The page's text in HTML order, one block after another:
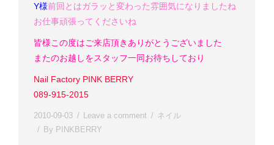
Y様前回とはガラッと変わった雰囲気になりましたね
お仕事頑張ってくださいね
皆様この度はご来店頂きありがとうございました
またのお越しをスタッフ一同お待ちしており
Nail Factory PINK BERRY
089-915-2015
2010-09-03 Leave a comment
ネイル
By PINKBERRY